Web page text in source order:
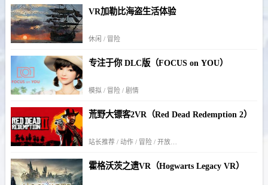
VR加勒比海盗生活体验
休闲 / 冒险
专注于你 DLC版（FOCUS on YOU）
模拟 / 冒险 / 剧情
荒野大镖客2VR（Red Dead Redemption 2）
站长推荐 / 动作 / 冒险 / 开放世界 / 剧情
霍格沃茨之遗VR（Hogwarts Legacy VR）